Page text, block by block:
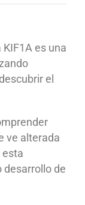
es una
el
ve alterada
esta
desarrollo de